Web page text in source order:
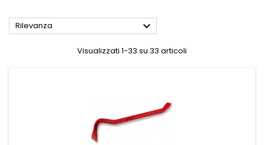
Rilevanza 
Visualizzati 1-33 su 33 articoli